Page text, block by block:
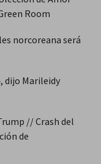
Room
norcoreana será
dijo Marileidy
// Crash del
de